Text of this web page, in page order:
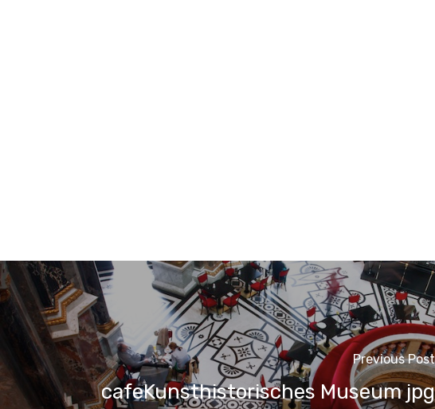
Previous Post
cafeKunsthistorisches Museum jpg